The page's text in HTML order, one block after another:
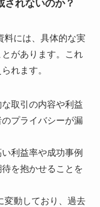
されないのか？
料には、具体的な実
があります。これ
れます。
取引の内容や利益
プライバシーが漏
利益率や成功事例
を抱かせることを
変動しており、過去